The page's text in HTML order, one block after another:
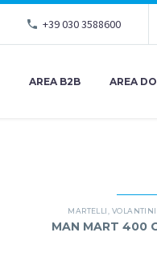
+39 030 3588600
AREA B2B AREA
MARTELLI
MAN MART 400